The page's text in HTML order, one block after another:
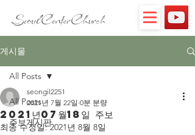
게시물
All Posts
주보게시판
All Posts
2021년07월18일 주보
seongil2251
2021년 7월 22일 0분 분량
최종 수정일:2021년 8월 8일